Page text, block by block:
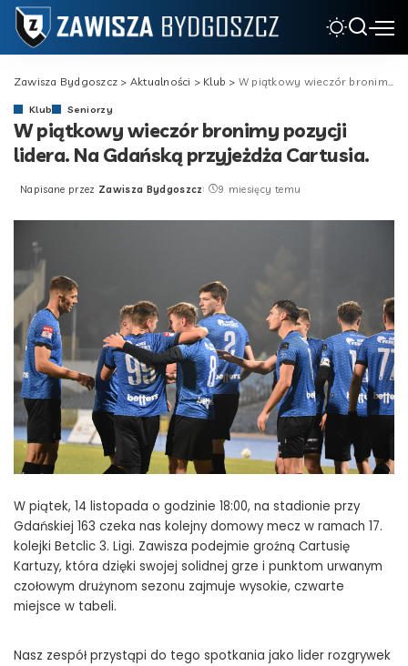
Zawisza Bydgoszcz > Aktualności > Klub > W piątkowy wieczór bronimy pozycji lidera. Na Gdańską przyjeżdża Cartusia.
Klub Seniorzy
W piątkowy wieczór bronimy pozycji
lidera. Na Gdańską przyjeżdża Cartusia.
Posted
Napisane przez Zawisza Bydgoszcz 9 miesięcy temu
W piątek, 14 listopada o godzinie 18:00, na stadionie przy
Gdańskiej 163 czeka nas kolejny domowy mecz w ramach 17.
kolejki Betclic 3. Ligi. Zawisza podejmie groźną Cartusię
Kartuzy, która dzięki swojej solidnej grze i punktom urwanym
czołowym drużynom sezonu zajmuje wysokie, czwarte
miejsce w tabeli.
Nasz zespół przystąpi do tego spotkania jako lider rozgrywek